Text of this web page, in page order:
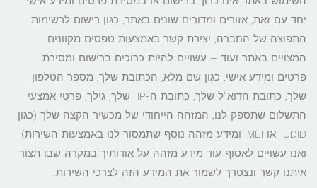
יחד עם זאת, אזורים ומדורים שונים באתר, כגון רישום לרשימות
התפוצה של החברה, יצירת קשר באמצעות טפסים מקוונים
המצויים באתר ועוד – עשויים להיות כרוכים ברישום ומסירת
פרטים ומידע אישי, כגון שם מלא, הכתובת שלך, מספר הטלפון
שלך, כתובת הדוא"ל שלך, כתובת ה-IP שלך, גילך, פרטי אמצעי
התשלום שתספק לנו, המזהה הייחודי של מכשיר הקצה שלך (כגון
UDID או IMEI ומידע מזהה נוסף שתמסור לנו באמצעות השירות)
ואנו עשויים לאסוף עוד מידע מזהה על אודותיך במקרה שבו תצור
איתנו קשר ונצטרך לשמור את המידע הזה לצרכי השירות.